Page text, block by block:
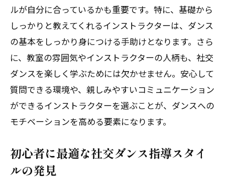
ルが自分に合っているかも重要です。特に、基礎から
しっかりと教えてくれるインストラクターは、ダンス
の基本をしっかり身につける手助けとなります。さら
に、教室の雰囲気やインストラクターの人柄も、社交
ダンスを楽しく学ぶためには欠かせません。安心して
質問できる環境や、親しみやすいコミュニケーション
ができるインストラクターを選ぶことが、ダンスへの
モチベーションを高める要素になります。
初心者に最適な社交ダンス指導スタイ
ルの発見